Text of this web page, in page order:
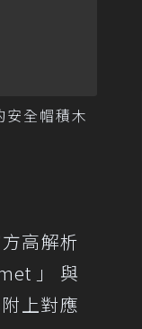
全帽積木
高解析
」與
上對應